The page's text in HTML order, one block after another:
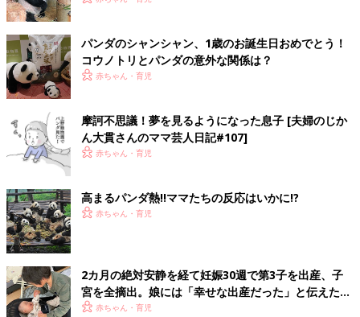
パンダのシャンシャン、1歳のお誕生日おめでとう！
コウノトリとパンダの意外な関係は？
赤ちゃん・育児
摩訶不思議！夢を見るようになった息子 [夫婦のじか
ん大貫さんのママ芸人日記#107]
赤ちゃん・育児
高まるパンダ熱!!ママたちの反応はいかに!?
赤ちゃん・育児
2カ月の絶対安静を経て妊娠30週で第3子を出産、子
宮を全摘出。娘には「幸せな出産だった」と伝えたい
【極低出生体重児】
赤ちゃん・育児